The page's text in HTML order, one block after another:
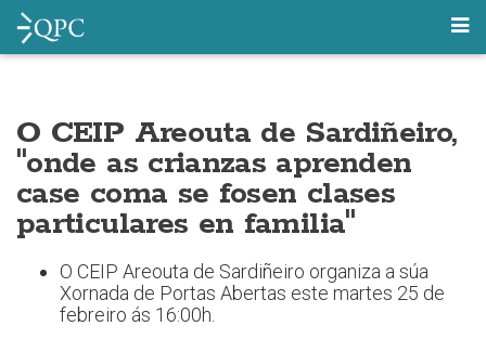
O CEIP Areouta de Sardiñeiro,
"onde as crianzas aprenden
case coma se fosen clases
particulares en familia"
O CEIP Areouta de Sardiñeiro organiza a súa
Xornada de Portas Abertas este martes 25 de
febreiro ás 16:00h.